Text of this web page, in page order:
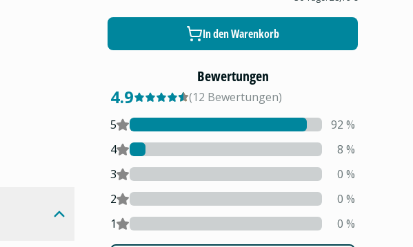
In den Warenkorb
Bewertungen
4.9 (12 Bewertungen)
5
92 %
4
8 %
3
0 %
2
0 %
1
0 %